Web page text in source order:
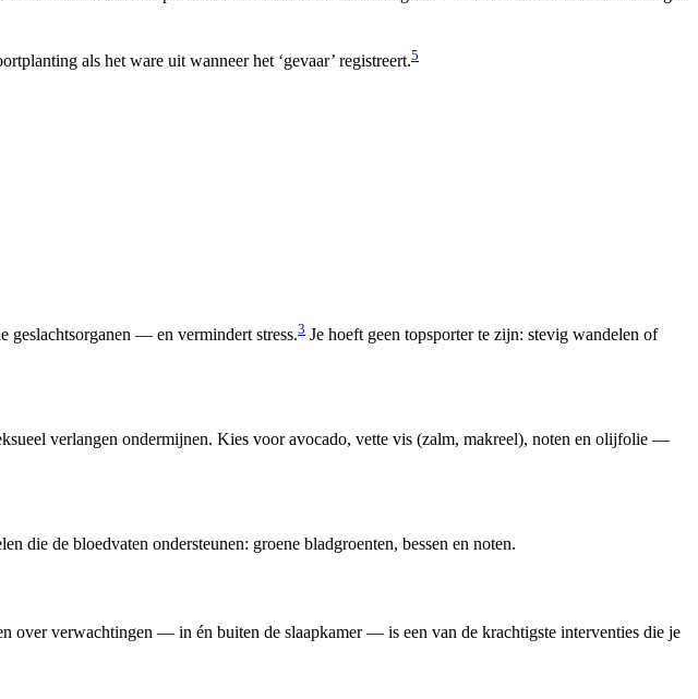
als het ware uit wanneer het ‘gevaar’ registreert.5
geslachtsorganen — en vermindert stress.3 Je hoeft geen topsporter te zijn: stevig wandelen of
verlangen ondermijnen. Kies voor avocado, vette vis (zalm, makreel), noten en olijfolie —
die de bloedvaten ondersteunen: groene bladgroenten, bessen en noten.
over verwachtingen — in én buiten de slaapkamer — is een van de krachtigste interventies die je